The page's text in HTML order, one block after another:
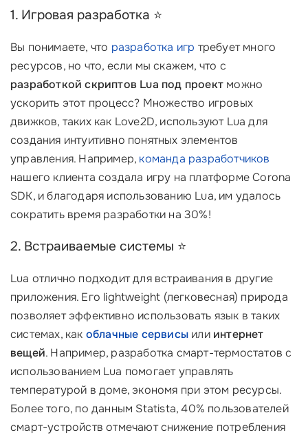
1. Игровая разработка ⭐
Вы понимаете, что разработка игр требует много
ресурсов, но что, если мы скажем, что с
разработкой скриптов Lua под проект можно
ускорить этот процесс? Множество игровых
движков, таких как Love2D, используют Lua для
создания интуитивно понятных элементов
управления. Например, команда разработчиков
нашего клиента создала игру на платформеCorona
SDK, и благодаря использованию Lua, им удалось
сократить время разработки на 30%!
2. Встраиваемые системы ⭐
Lua отлично подходит для встраивания в другие
приложения. Его lightweight (легковесная) природа
позволяет эффективно использовать язык в таких
системах, как облачные сервисы или интернет
вещей. Например, разработка смарт-термостатов с
использованием Lua помогает управлять
температурой в доме, экономя при этом ресурсы.
Более того, по данным Statista, 40% пользователей
смарт-устройств отмечают снижение потребления